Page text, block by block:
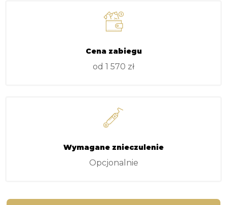
Cena zabiegu
od 1 570 zł
Wymagane znieczulenie
Opcjonalnie